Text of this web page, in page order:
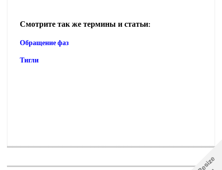
Смотрите так же термины и статьи:
Обращение фаз
Тигли